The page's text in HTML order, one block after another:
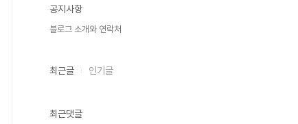
공지사항
블로그 소개와 연락처
최근글 인기글
최근댓글